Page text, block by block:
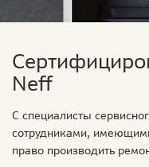
Neff
С специалисты
сотрудниками,
право производить